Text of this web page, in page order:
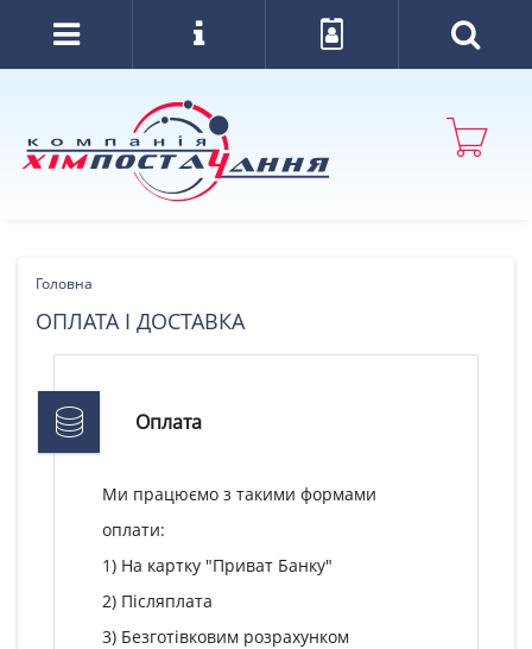
Головна
ОПЛАТА І ДОСТАВКА
Оплата
Ми працюємо з такими формами
оплати:
1) На картку "Приват Банку"
2) Післяплата
3) Безготівковим розрахунком